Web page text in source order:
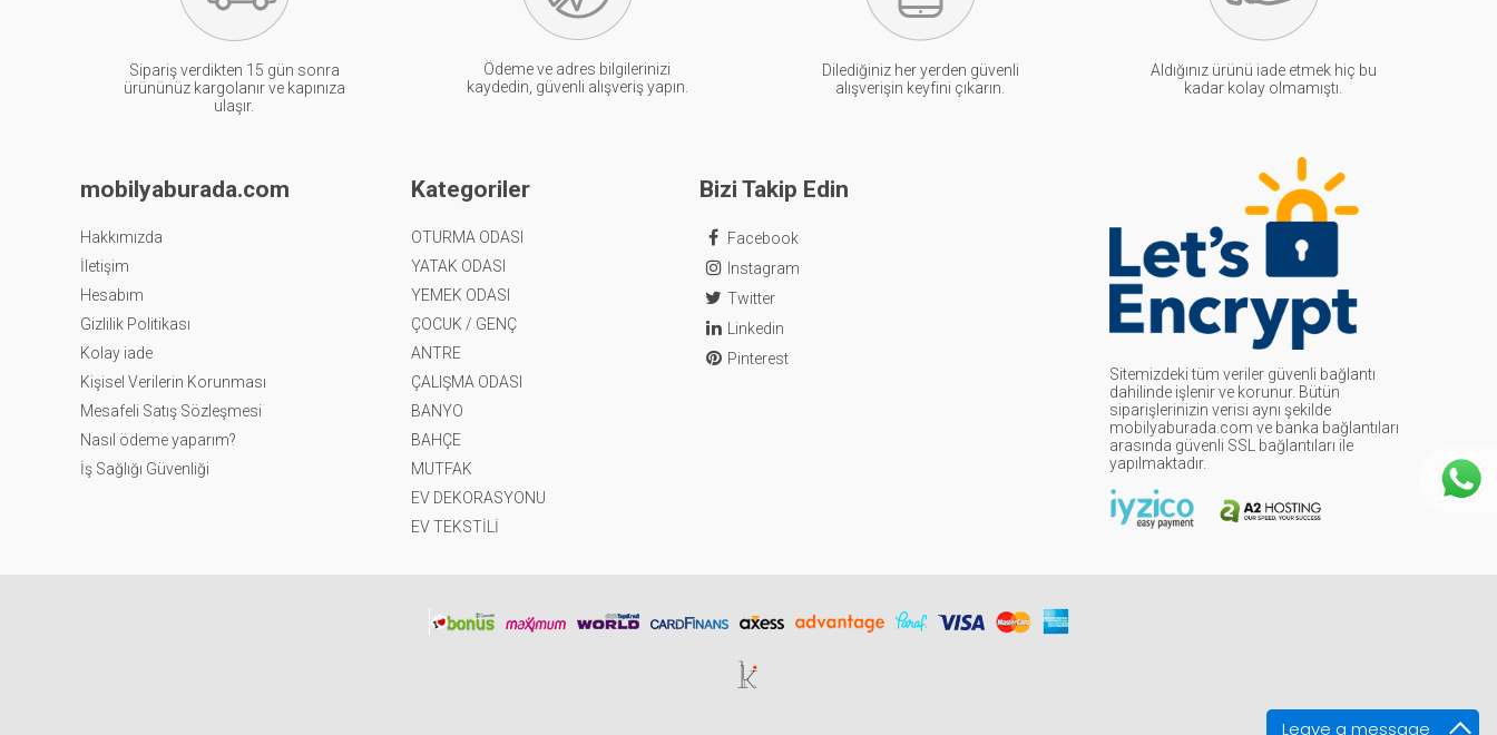
Leave a message
Sipariş verdikten 15 gün sonra
ürününüz kargolanır ve kapınıza
ulaşır.
Ödeme ve adres bilgilerinizi
kaydedin, güvenli alışveriş yapın.
Dilediğiniz her yerden güvenli
alışverişin keyfini çıkarın.
Aldığınız ürünü iade etmek hiç bu
kadar kolay olmamıştı.
mobilyaburada.com
Hakkımızda
İletişim
Hesabım
Gizlilik Politikası
Kolay iade
Kişisel Verilerin Korunması
Mesafeli Satış Sözleşmesi
Nasıl ödeme yaparım?
İş Sağlığı Güvenliği
Kategoriler
OTURMA ODASI
YATAK ODASI
YEMEK ODASI
ÇOCUK / GENÇ
ANTRE
ÇALIŞMA ODASI
BANYO
BAHÇE
MUTFAK
EV DEKORASYONU
EV TEKSTİLİ
Bizi Takip Edin
Facebook
Instagram
Twitter
Linkedin
Pinterest
Sitemizdeki tüm veriler güvenli bağlantı
dahilinde işlenir ve korunur. Bütün
siparişlerinizin verisi aynı şekilde
mobilyaburada.com ve banka bağlantıları
arasında güvenli SSL bağlantıları ile
yapılmaktadır.